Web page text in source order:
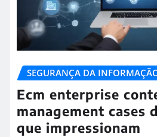
SEGURANÇA DA
Ecm enterprise
management cases
que impressionam